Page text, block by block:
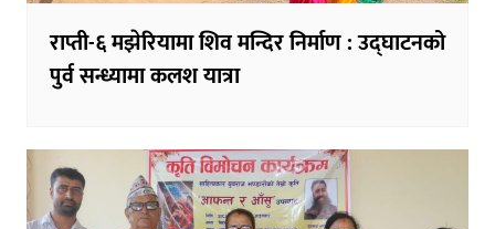
राप्ती-६ मझेरियामा शिव मन्दिर निर्माण : उद्घाटनको
पुर्व सन्ध्यामा कलश यात्रा